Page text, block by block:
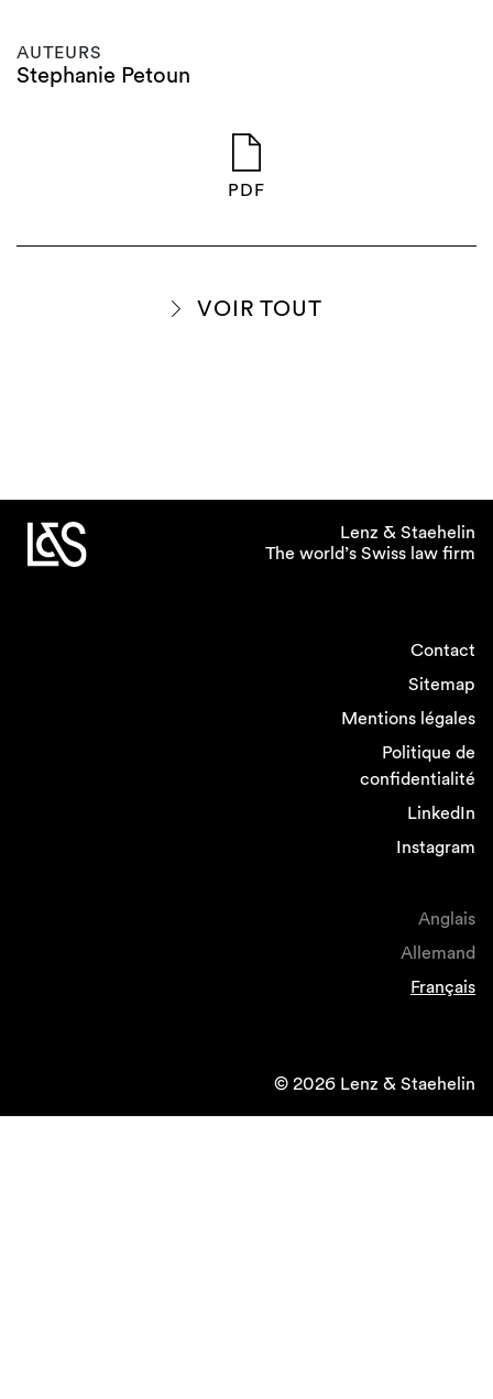
AUTEURS
Stephanie Petoun
PDF
VOIR TOUT
Lenz & Staehelin
The world’s Swiss law firm
Contact
Sitemap
Mentions légales
Politique de
confidentialité
LinkedIn
Instagram
Anglais
Allemand
Français
© 2026 Lenz & Staehelin